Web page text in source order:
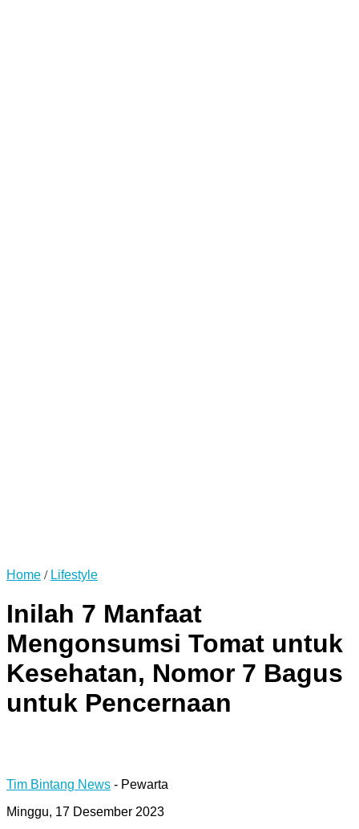
Home / Lifestyle
Inilah 7 Manfaat
Mengonsumsi Tomat untuk
Kesehatan, Nomor 7 Bagus
untuk Pencernaan
Tim Bintang News - Pewarta
Minggu, 17 Desember 2023